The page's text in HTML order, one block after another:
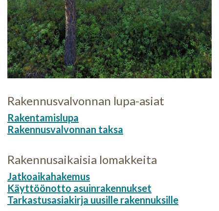
Rakennusvalvonnan lupa-asiat
Rakentamislupa
Rakennusvalvonnan taksa
Rakennusaikaisia lomakkeita
Jatkoaikahakemus
Käyttöönotto asuinrakennukset
Tarkastusasiakirja uusille rakennuksille